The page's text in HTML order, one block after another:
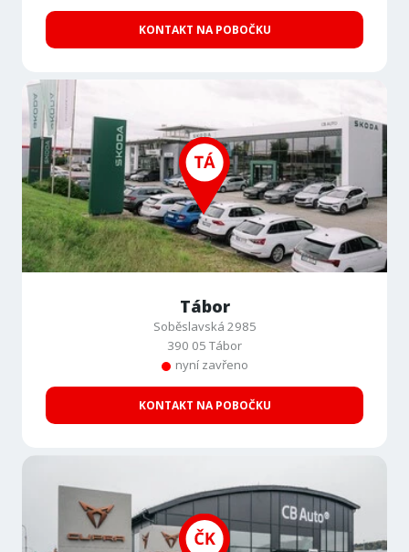
KONTAKT NA POBOČKU
Tábor
Soběslavská 2985
390 05 Tábor
nyní zavřeno
KONTAKT NA POBOČKU